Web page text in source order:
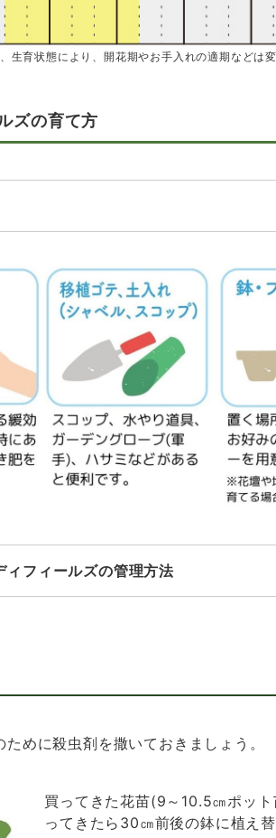
育状態により、開花期やお手入れの適期などは
ズの育て方
ィフィールズの管理方法
めに殺虫剤を撒いておきましょう。
買ってきた花苗(9～10.5㎝ポッ
ってきたら30㎝前後の鉢に植え替